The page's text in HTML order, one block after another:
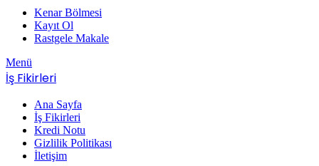
Kenar Bölmesi
Kayıt Ol
Rastgele Makale
Menü
İş Fikirleri
Ana Sayfa
İş Fikirleri
Kredi Notu
Gizlilik Politikası
İletişim